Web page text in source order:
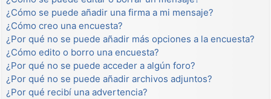
¿Cómo se puede añadir una firma a mi mensaje?
¿Cómo creo una encuesta?
¿Por qué no se puede añadir más opciones a la encuesta?
¿Cómo edito o borro una encuesta?
¿Por qué no se puede acceder a algún foro?
¿Por qué no se puede añadir archivos adjuntos?
¿Por qué recibí una advertencia?